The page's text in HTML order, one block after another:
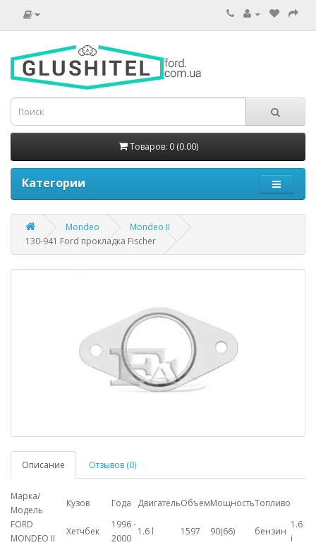
Товаров: 0 (0.00)
Категории
Mondeo
Mondeo II
130-941 Ford прокладка Fischer
Описание Отзывов (0)
Марка/
Модель
Кузов Года ДвигательОбъемМощностьТопливо
FORD
MONDEO II
Хетчбек
1996 -
2000
1.6 l 1597 90(66) бензин
1.6
i